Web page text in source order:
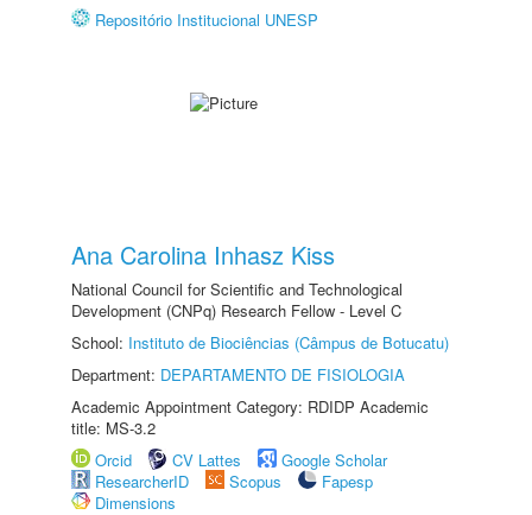
Repositório Institucional UNESP
Ana Carolina Inhasz Kiss
National Council for Scientific and Technological
Development (CNPq) Research Fellow - Level C
School: Instituto de Biociências (Câmpus de Botucatu)
Department: DEPARTAMENTO DE FISIOLOGIA
Academic Appointment Category: RDIDP Academic
title: MS-3.2
Orcid
CV Lattes
Google Scholar
ResearcherID
Scopus
Fapesp
Dimensions